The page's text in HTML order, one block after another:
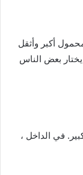
أكبر وأثقل
بعض الناس
في الداخل ،